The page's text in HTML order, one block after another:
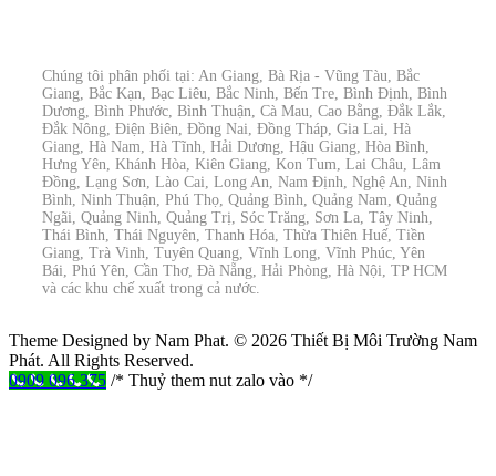
Chúng tôi phân phối tại: An Giang, Bà Rịa - Vũng Tàu, Bắc
Giang, Bắc Kạn, Bạc Liêu, Bắc Ninh, Bến Tre, Bình Định, Bình
Dương, Bình Phước, Bình Thuận, Cà Mau, Cao Bằng, Đắk Lắk,
Đắk Nông, Điện Biên, Đồng Nai, Đồng Tháp, Gia Lai, Hà
Giang, Hà Nam, Hà Tĩnh, Hải Dương, Hậu Giang, Hòa Bình,
Hưng Yên, Khánh Hòa, Kiên Giang, Kon Tum, Lai Châu, Lâm
Đồng, Lạng Sơn, Lào Cai, Long An, Nam Định, Nghệ An, Ninh
Bình, Ninh Thuận, Phú Thọ, Quảng Bình, Quảng Nam, Quảng
Ngãi, Quảng Ninh, Quảng Trị, Sóc Trăng, Sơn La, Tây Ninh,
Thái Bình, Thái Nguyên, Thanh Hóa, Thừa Thiên Huế, Tiền
Giang, Trà Vinh, Tuyên Quang, Vĩnh Long, Vĩnh Phúc, Yên
Bái, Phú Yên, Cần Thơ, Đà Nẵng, Hải Phòng, Hà Nội, TP HCM
và các khu chế xuất trong cả nước.
Theme Designed by Nam Phat. © 2026 Thiết Bị Môi Trường Nam
Phát. All Rights Reserved.
0909 096 375 /* Thuỷ them nut zalo vào */